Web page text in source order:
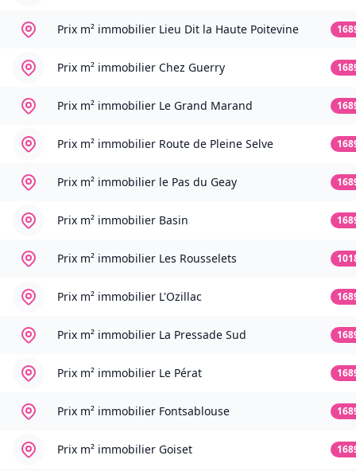
Prix m² immobilier Lieu Dit la Haute Poitevine
Prix m² immobilier Chez Guerry
Prix m² immobilier Le Grand Marand
Prix m² immobilier Route de Pleine Selve
Prix m² immobilier le Pas du Geay
Prix m² immobilier Basin
Prix m² immobilier Les Rousselets
Prix m² immobilier L'Ozillac
Prix m² immobilier La Pressade Sud
Prix m² immobilier Le Pérat
Prix m² immobilier Fontsablouse
Prix m² immobilier Goiset